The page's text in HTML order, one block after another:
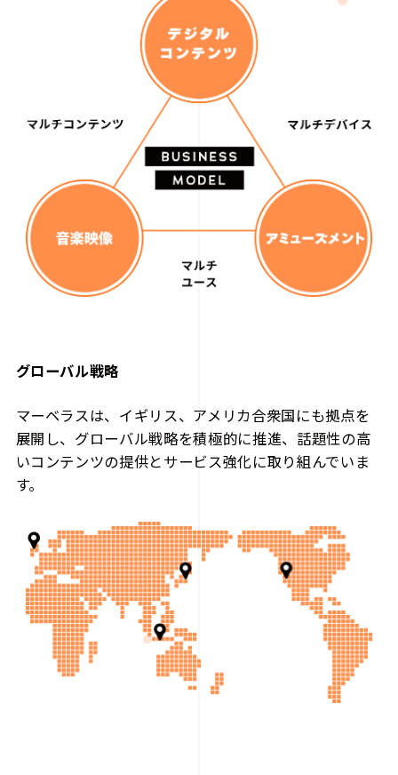
グローバル戦略
マーベラスは、イギリス、アメリカ合衆国にも拠点を
展開し、グローバル戦略を積極的に推進、話題性の高
いコンテンツの提供とサービス強化に取り組んでいま
す。